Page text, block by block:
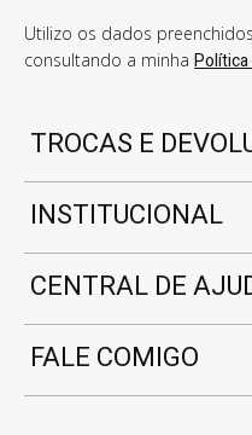
Utilizo os dados
consultando a minha
TROCAS E
INSTITUCIONAL
CENTRAL DE
FALE COMIGO